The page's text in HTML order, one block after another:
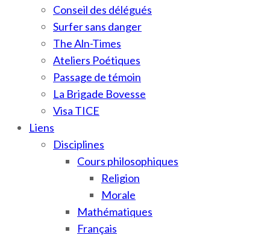
Conseil des délégués
Surfer sans danger
The Aln-Times
Ateliers Poétiques
Passage de témoin
La Brigade Bovesse
Visa TICE
Liens
Disciplines
Cours philosophiques
Religion
Morale
Mathématiques
Français